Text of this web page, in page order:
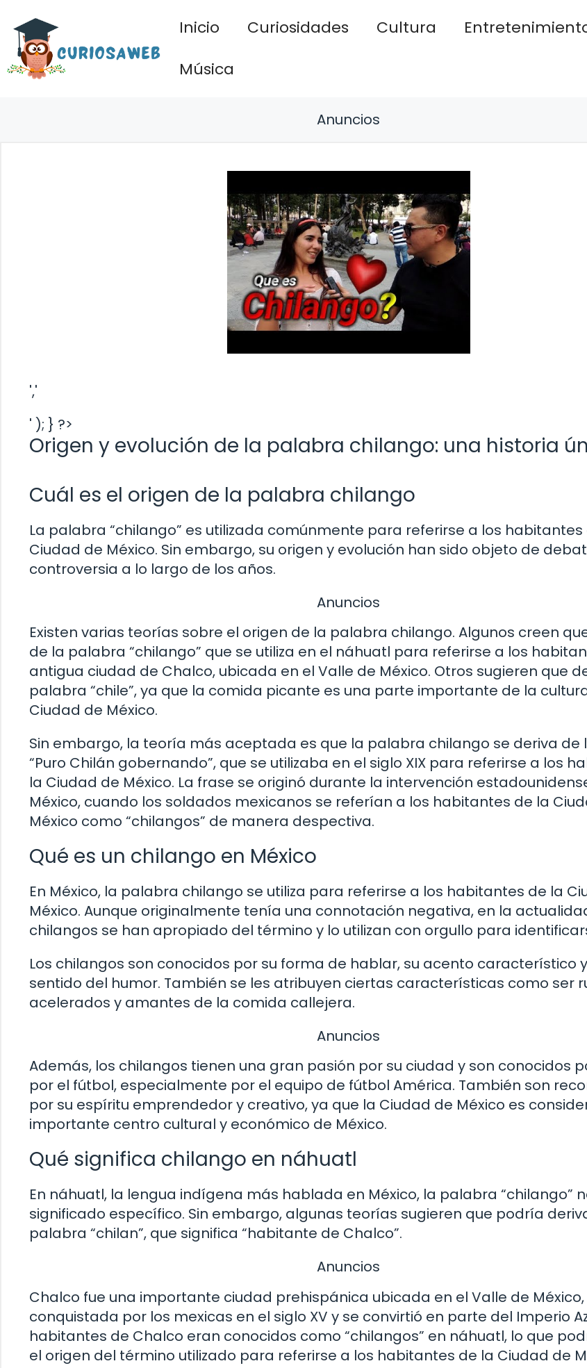
contenido
Inicio Curiosidades Cultura
Música
Anuncios
','
' ); } ?>
Origen y evolución de la palabra chilango: una historia
Cuál es el origen de la palabra chilango
La palabra “chilango” es utilizada comúnmente para referirse a los habitantes
Ciudad de México. Sin embargo, su origen y evolución han sido objeto de
controversia a lo largo de los años.
Anuncios
Existen varias teorías sobre el origen de la palabra chilango. Algunos creen
de la palabra “chilango” que se utiliza en el náhuatl para referirse a los
antigua ciudad de Chalco, ubicada en el Valle de México. Otros sugieren que
palabra “chile”, ya que la comida picante es una parte importante de la
Ciudad de México.
Sin embargo, la teoría más aceptada es que la palabra chilango se deriva de
“Puro Chilán gobernando”, que se utilizaba en el siglo XIX para referirse a los
la Ciudad de México. La frase se originó durante la intervención
México, cuando los soldados mexicanos se referían a los habitantes de la
México como “chilangos” de manera despectiva.
Qué es un chilango en México
En México, la palabra chilango se utiliza para referirse a los habitantes de la
México. Aunque originalmente tenía una connotación negativa, en la
chilangos se han apropiado del término y lo utilizan con orgullo para
Los chilangos son conocidos por su forma de hablar, su acento característico
sentido del humor. También se les atribuyen ciertas características como ser
acelerados y amantes de la comida callejera.
Anuncios
Además, los chilangos tienen una gran pasión por su ciudad y son conocidos
por el fútbol, especialmente por el equipo de fútbol América. También son
por su espíritu emprendedor y creativo, ya que la Ciudad de México es
importante centro cultural y económico de México.
Qué significa chilango en náhuatl
En náhuatl, la lengua indígena más hablada en México, la palabra “chilango”
significado específico. Sin embargo, algunas teorías sugieren que podría
palabra “chilan”, que significa “habitante de Chalco”.
Anuncios
Chalco fue una importante ciudad prehispánica ubicada en el Valle de México,
conquistada por los mexicas en el siglo XV y se convirtió en parte del Imperio
habitantes de Chalco eran conocidos como “chilangos” en náhuatl, lo que
el origen del término utilizado para referirse a los habitantes de la Ciudad de